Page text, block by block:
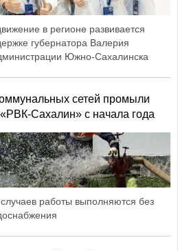
в регионе развивается
губернатора Валерия
Южно-Сахалинска
сетей промыли
с начала года
работы выполняются без